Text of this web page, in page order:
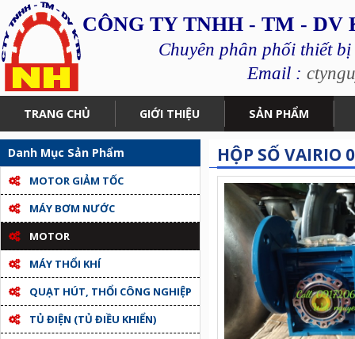
CÔNG TY TNHH - TM -
Chuyên phân phối thiết
Email :
TRANG CHỦ GIỚI THIỆU SẢN PHẨM
Danh Mục Sản Phẩm
MOTOR GIẢM TỐC
MÁY BƠM NƯỚC
MOTOR
MÁY THỔI KHÍ
QUẠT HÚT, THỔI CÔNG NGHIỆP
TỦ ĐIỆN (TỦ ĐIỀU KHIỂN)
HỘP SỐ VAIRIO